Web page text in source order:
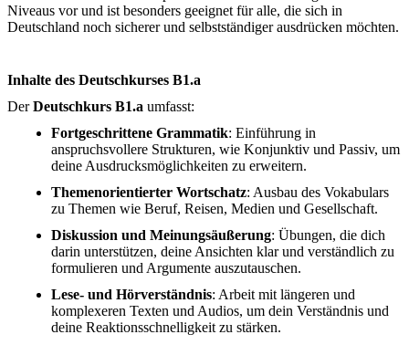
Niveaus vor und ist besonders geeignet für alle, die sich in
Deutschland noch sicherer und selbstständiger ausdrücken möchten.
Inhalte des Deutschkurses B1.a
DerDeutschkurs B1.a umfasst:
Fortgeschrittene Grammatik: Einführung in
anspruchsvollere Strukturen, wie Konjunktiv und Passiv, um
deine Ausdrucksmöglichkeiten zu erweitern.
Themenorientierter Wortschatz: Ausbau des Vokabulars
zu Themen wie Beruf, Reisen, Medien und Gesellschaft.
Diskussion und Meinungsäußerung: Übungen, die dich
darin unterstützen, deine Ansichten klar und verständlich zu
formulieren und Argumente auszutauschen.
Lese- und Hörverständnis: Arbeit mit längeren und
komplexeren Texten und Audios, um dein Verständnis und
deine Reaktionsschnelligkeit zu stärken.